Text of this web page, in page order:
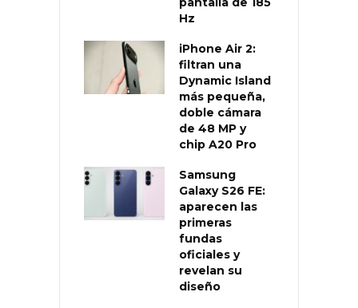
Hz
iPhone Air 2:
filtran una
Dynamic Island
más pequeña,
doble cámara
de 48 MP y
chip A20 Pro
Samsung
Galaxy S26 FE:
aparecen las
primeras
fundas
oficiales y
revelan su
diseño